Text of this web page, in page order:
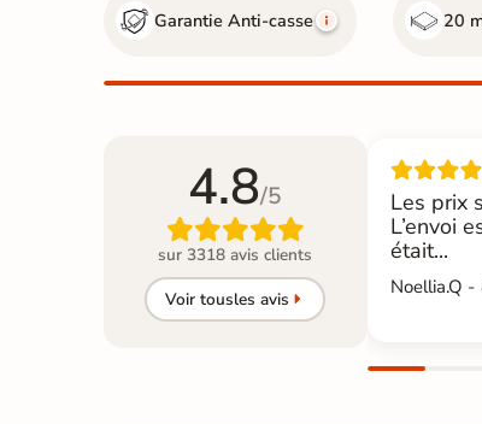
Garantie Anti-casse 20
4.8/5

sur 3318 avis clients
Voir tousles avis
Les prix
L’envoi
était...
Noellia.Q -